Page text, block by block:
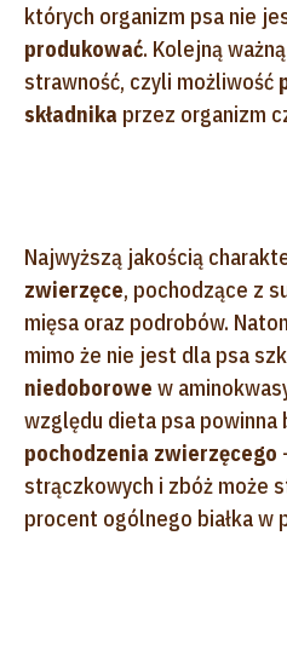
których organizm psa nie
produkować. Kolejną
strawność, czyli możliwość
składnika przez organizm
Najwyższą jakością
zwierzęce, pochodzące z
mięsa oraz podrobów.
mimo że nie jest dla psa
niedoborowe w
względu dieta psa powinna
pochodzenia zwierzęcego
strączkowych i zbóż może
procent ogólnego białka w